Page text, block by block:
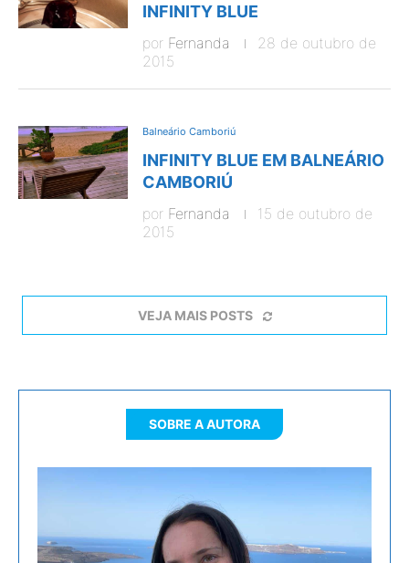
INFINITY BLUE
por Fernanda
28 de outubro de
2015
Balneário Camboriú
INFINITY BLUE EM BALNEÁRIO
CAMBORIÚ
por Fernanda
15 de outubro de
2015
VEJA MAIS POSTS
SOBRE A AUTORA